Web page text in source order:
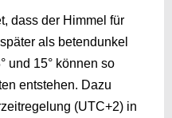
dass der Himmel für
als betendunkel
und 15° können so
entstehen. Dazu
(UTC+2) in